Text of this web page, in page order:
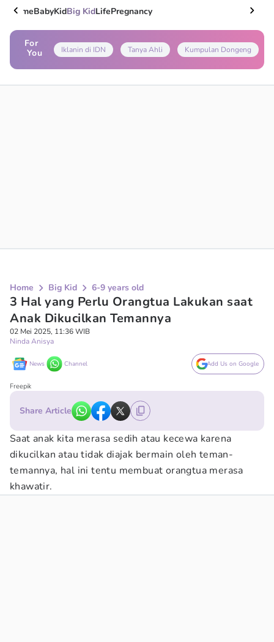
HomeBabyKidBig KidLifePregnancy
For
You
Iklanin di IDN Tanya Ahli Kumpulan Dongeng
Home Big Kid 6-9 years old
3 Hal yang Perlu Orangtua Lakukan saat
Anak Dikucilkan Temannya
02 Mei 2025, 11:36 WIB
Ninda Anisya
News Channel Add Us on Google
Freepik
Share Article
Saat anak kita merasa sedih atau kecewa karena
dikucilkan atau tidak diajak bermain oleh teman-
temannya, hal ini tentu membuat orangtua merasa
khawatir.